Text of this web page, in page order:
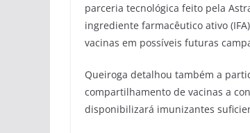
parceria tecnológica feito pela
ingrediente farmacêutico ativo
vacinas em possíveis futuras
Queiroga detalhou também a
compartilhamento de vacinas a
disponibilizará imunizantes